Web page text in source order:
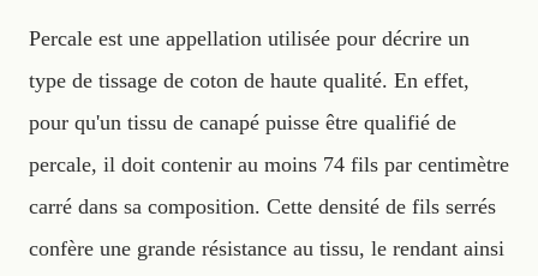
Percale est une appellation utilisée pour décrire un
type de tissage de coton de haute qualité. En effet,
pour qu'un tissu de canapé puisse être qualifié de
percale, il doit contenir au moins 74 fils par centimètre
carré dans sa composition. Cette densité de fils serrés
confère une grande résistance au tissu, le rendant ainsi